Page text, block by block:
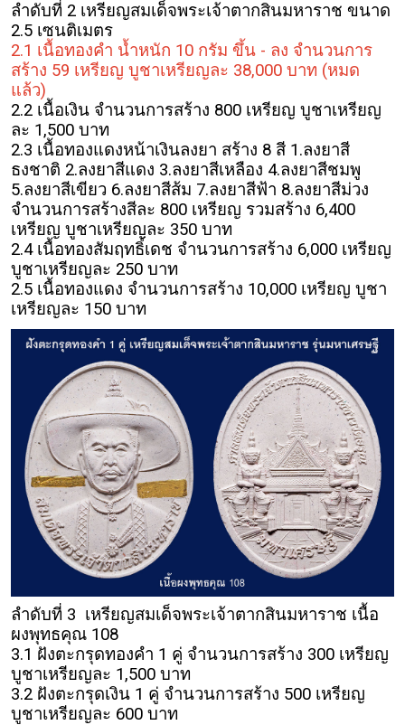
ลำดับที่ 2 เหรียญสมเด็จพระเจ้าตากสินมหาราช ขนาด
2.5 เซนติเมตร
2.1 เนื้อทองคำ น้ำหนัก 10 กรัม ขึ้น - ลง จำนวนการ
สร้าง 59 เหรียญ บูชาเหรียญละ 38,000 บาท (หมด
แล้ว)
2.2 เนื้อเงิน จำนวนการสร้าง 800 เหรียญ บูชาเหรียญ
ละ 1,500 บาท
2.3 เนื้อทองแดงหน้าเงินลงยา สร้าง 8 สี 1.ลงยาสี
ธงชาติ 2.ลงยาสีแดง 3.ลงยาสีเหลือง 4.ลงยาสีชมพู
5.ลงยาสีเขียว 6.ลงยาสีส้ม 7.ลงยาสีฟ้า 8.ลงยาสีม่วง
จำนวนการสร้างสีละ 800 เหรียญ รวมสร้าง 6,400
เหรียญ บูชาเหรียญละ 350 บาท
2.4 เนื้อทองสัมฤทธิ์เดช จำนวนการสร้าง 6,000 เหรียญ
บูชาเหรียญละ 250 บาท
2.5 เนื้อทองแดง จำนวนการสร้าง 10,000 เหรียญ บูชา
เหรียญละ 150 บาท
ลำดับที่ 3 เหรียญสมเด็จพระเจ้าตากสินมหาราช เนื้อ
ผงพุทธคุณ 108
3.1 ฝังตะกรุดทองคำ 1 คู่ จำนวนการสร้าง 300 เหรียญ
บูชาเหรียญละ 1,500 บาท
3.2 ฝังตะกรุดเงิน 1 คู่ จำนวนการสร้าง 500 เหรียญ
บูชาเหรียญละ 600 บาท